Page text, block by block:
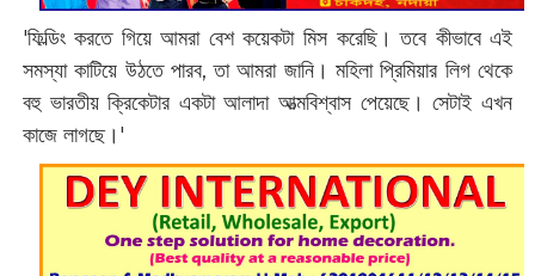
'ফিল্ডিং করতে গিয়ে আমরা বেশ কয়েকটা মিস করেছি। তবে কীভাবে এই
সমস্যা কাটিয়ে উঠতে পারব, তা আমরা জানি। মহিলা প্রিমিয়ার লিগ থেকে
বহু ভারতীয় ক্রিকেটার একটা আলাদা আত্মবিশ্বাস পেয়েছে। সেটাই এখন
কাজে লাগছে।'